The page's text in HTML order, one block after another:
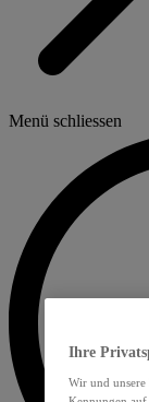
Menü schliessen
Ihre
Wir und unsere